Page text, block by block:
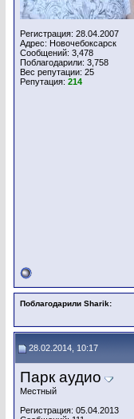
Регистрация: 28.04.2007
Адрес: Новочебоксарск
Сообщений: 3,478
Поблагодарили: 3,758
Вес репутации: 25
Репутация: 214
Поблагодарили Sharik:
28.02.2014, 10:17
Парк аудио
Местный
Регистрация: 05.04.2013